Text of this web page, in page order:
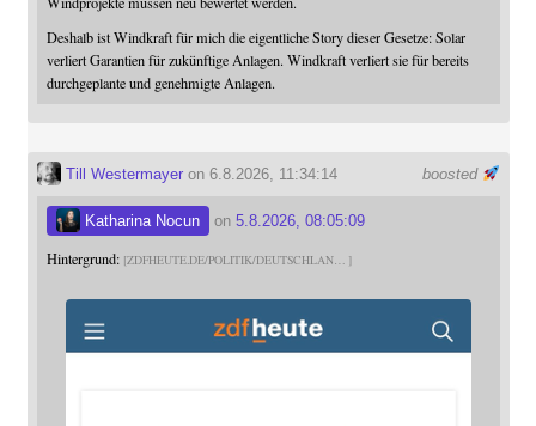
Deshalb ist Windkraft für mich die eigentliche Story dieser Gesetze: Solar
verliert Garantien für zukünftige Anlagen. Windkraft verliert sie für bereits
durchgeplante und genehmigte Anlagen.
boosted
Till Westermayeron 6.8.2026, 11:34:14
Katharina Nocun on 5.8.2026, 08:05:09
Hintergrund: ZDFHEUTE.DE/POLITIK/DEUTSCHLAN